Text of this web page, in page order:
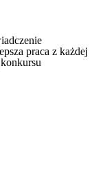
praca z każdej